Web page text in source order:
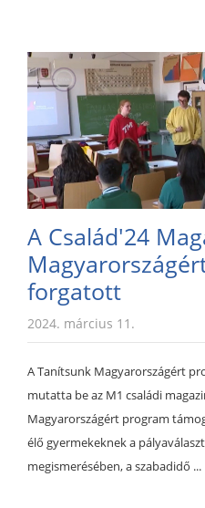
A Család'24
forgatott
2024. március 11.
A Tanítsunk Magyarországért
mutatta be az M1 családi
Magyarországért program
élő gyermekeknek a
megismerésében, a szabadidő ...